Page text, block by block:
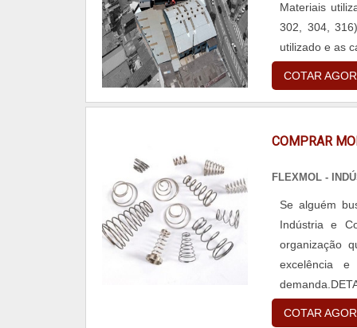
Materiais
302, 304,
utilizado e as
COTAR
COMPRAR
FLEXMOL -
Se alguém
Indústria e
organização
excelência
COTAR